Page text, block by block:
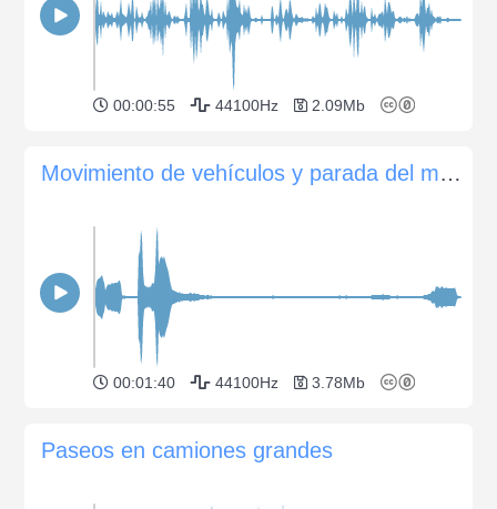
00:00:55 44100Hz 2.09Mb
Movimiento de vehículos y parada del motor.
00:01:40 44100Hz 3.78Mb
Paseos en camiones grandes